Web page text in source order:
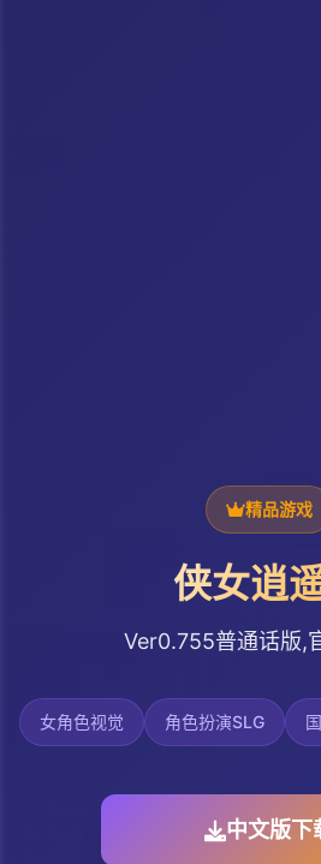
精品游戏
侠女逍
Ver0.755普通话版,
女角色视觉 角色扮演SLG
中文版下